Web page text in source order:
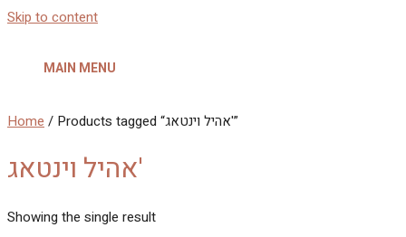
Skip to content
MAIN MENU
Home / Products tagged “אהיל וינטאג'”
אהיל וינטאג'
Showing the single result